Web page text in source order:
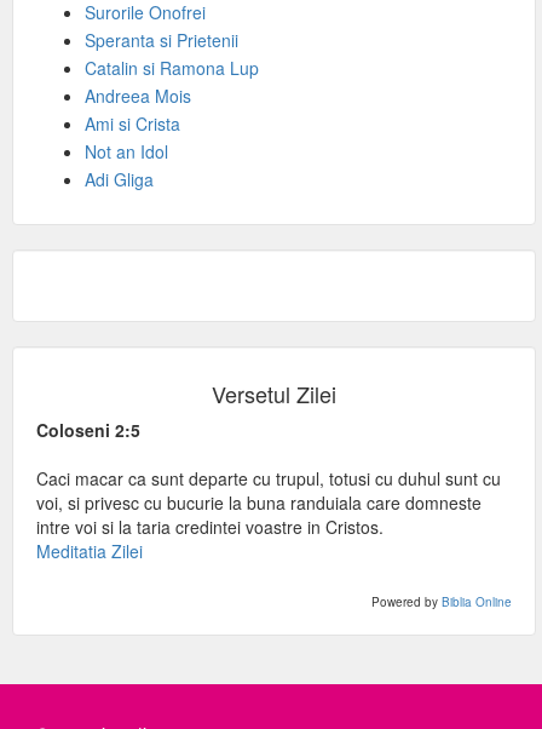
Surorile Onofrei
Speranta si Prietenii
Catalin si Ramona Lup
Andreea Mois
Ami si Crista
Not an Idol
Adi Gliga
Versetul Zilei
Coloseni 2:5
Caci macar ca sunt departe cu trupul, totusi cu duhul sunt cu
voi, si privesc cu bucurie la buna randuiala care domneste
intre voi si la taria credintei voastre in Cristos.
Meditatia Zilei
Powered by Biblia Online